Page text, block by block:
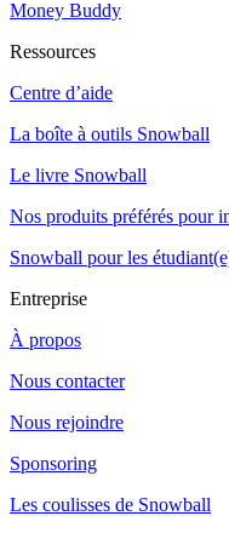
Money Buddy
Ressources
Centre d’aide
La boîte à outils Snowball
Le livre Snowball
Nos produits préférés pour
Snowball pour les
Entreprise
À propos
Nous contacter
Nous rejoindre
Sponsoring
Les coulisses de Snowball